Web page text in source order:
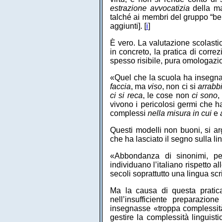
estrazione avvocatizia della
talché ai membri del gruppo
aggiunti]. [i]
È vero. La valutazione
in concreto, la pratica di
spesso risibile, pura
«Quel che la scuola ha
faccia, ma viso, non ci si
ci si reca, le cose nonci sono,
vivono i pericolosi germi che
complessi nella misura in cui e
Questi modelli non buoni, si
che ha lasciato il segno sulla
«Abbondanza di sinonimi,
individuano l’italiano rispetto
secoli soprattutto una lingua
Ma la causa di questa
nell’insufficiente
insegnasse «troppa
gestire la complessità